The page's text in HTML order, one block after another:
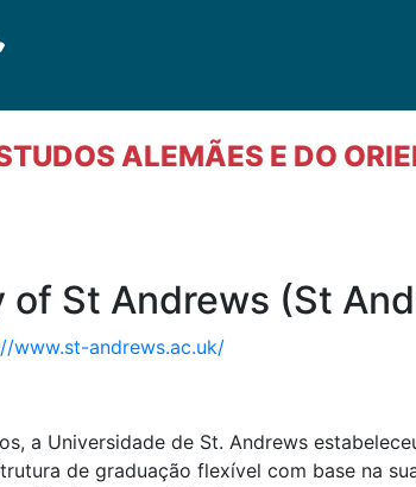
ALEMÃES E DO
of St Andrews (St
www.st-andrews.ac.uk/
a Universidade de St. Andrews
de graduação flexível com base na